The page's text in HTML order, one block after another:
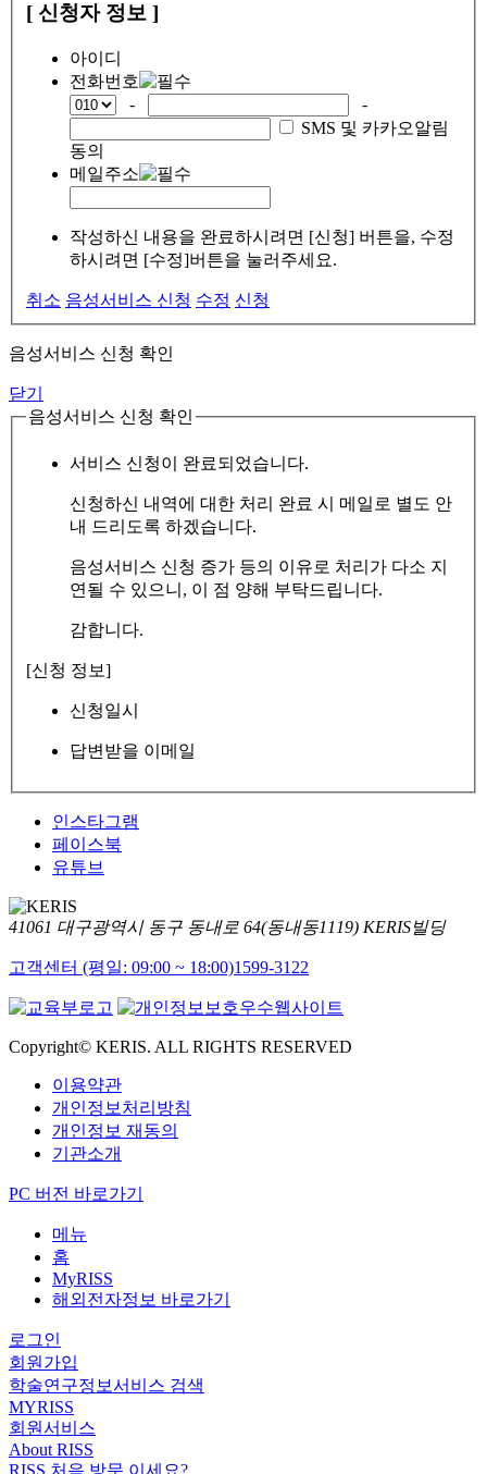
[ 신청자 정보 ]
아이디
전화번호
-
-
SMS 및 카카오알림
동의
메일주소
작성하신 내용을 완료하시려면 [신청] 버튼을, 수정
하시려면 [수정]버튼을 눌러주세요.
취소 음성서비스 신청 수정 신청
음성서비스 신청 확인
닫기
음성서비스 신청 확인
서비스 신청이 완료되었습니다.
신청하신 내역에 대한 처리 완료 시 메일로 별도 안
내 드리도록 하겠습니다.
음성서비스 신청 증가 등의 이유로 처리가 다소 지
연될 수 있으니, 이 점 양해 부탁드립니다.
감합니다.
[신청 정보]
신청일시
답변받을 이메일
인스타그램
페이스북
유튜브
41061 대구광역시 동구 동내로 64(동내동1119) KERIS빌딩
고객센터 (평일: 09:00 ~ 18:00)1599-3122
Copyright© KERIS. ALL RIGHTS RESERVED
이용약관
개인정보처리방침
개인정보 재동의
기관소개
PC 버전 바로가기
메뉴
홈
MyRISS
해외전자정보 바로가기
로그인
회원가입
학술연구정보서비스 검색
MYRISS
회원서비스
About RISS
RISS 처음 방문 이세요?